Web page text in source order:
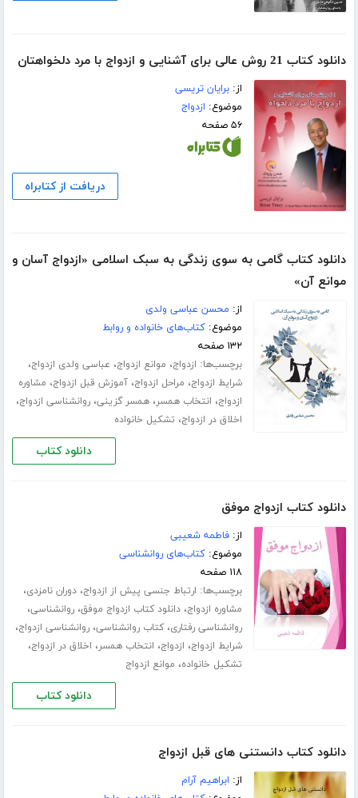
دانلود کتاب 21 روش عالی برای آشنایی و ازدواج با مرد دلخواهتان
از:برایان تریسی
موضوع: ازدواج
۵۶ صفحه
دریافت از کتابراه
دانلود کتاب گامی به سوی زندگی به سبک اسلامی «ازدواج آسان و
موانع آن»
از: محسن عباسی ولدی
موضوع:کتاب‌های خانواده و روابط
۱۳۲ صفحه
برچسب‌ها: ازدواج، موانع ازدواج، عباسی ولدی ازدواج،
شرایط ازدواج، مراحل ازدواج،آموزش قبل ازدواج، مشاوره
ازدواج، انتخاب همسر،همسر گزینی،روانشناسی ازدواج،
اخلاق در ازدواج، تشکیل خانواده
دانلود کتاب
دانلود کتاب ازدواج موفق
از:فاطمه شعیبی
موضوع:کتاب‌های روانشناسی
۱۱۸ صفحه
برچسب‌ها: ارتباط جنسی پیش از ازدواج،دوران نامزدی،
مشاوره ازدواج،دانلود کتاب ازدواج موفق،روانشناسی،
روانشناسی رفتاری،کتاب روانشناسی،روانشناسی ازدواج،
شرایط ازدواج، ازدواج، انتخاب همسر، اخلاق در ازدواج،
تشکیل خانواده، موانع ازدواج
دانلود کتاب
دانلود کتاب دانستنی های قبل ازدواج
از: ابراهیم آرام